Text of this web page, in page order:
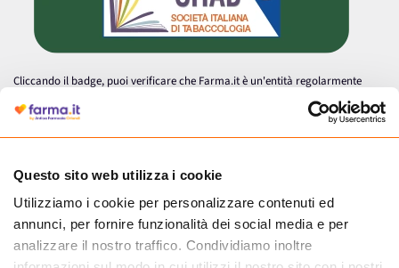
Questo sito web utilizza i cookie
Utilizziamo i cookie per personalizzare contenuti ed
annunci, per fornire funzionalità dei social media e per
analizzare il nostro traffico. Condividiamo inoltre
Cliccando il badge, puoi verificare che Farma.it è un'entità regolarmente
autorizzata dal Ministero della Salute a effettuare la vendita online di
medicinali.